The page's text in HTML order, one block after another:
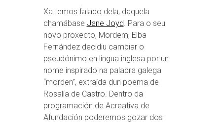
Xa temos falado dela, daquela
chamábase Jane Joyd. Para o seu
novo proxecto, Mordem, Elba
Fernández decidiu cambiar o
pseudónimo en lingua inglesa por un
nome inspirado na palabra galega
“morden”, extraída dun poema de
Rosalía de Castro. Dentro da
programación de Acreativa de
Afundación poderemos gozar dos